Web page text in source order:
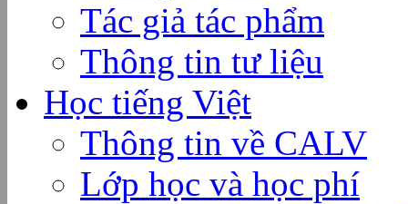
Tác giả tác phẩm
Thông tin tư liệu
Học tiếng Việt
Thông tin về CALV
Lớp học và học phí